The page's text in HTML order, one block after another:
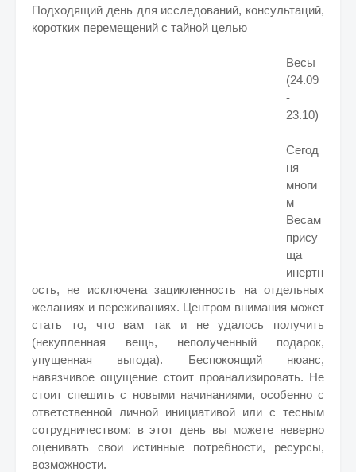
Подходящий день для исследований, консультаций,
коротких перемещений с тайной целью
Весы
(24.09
-
23.10)
Сегод
ня
многи
м
Весам
прису
ща
инертн
ость, не исключена зацикленность на отдельных
желаниях и переживаниях. Центром внимания может
стать то, что вам так и не удалось получить
(некупленная вещь, неполученный подарок,
упущенная выгода). Беспокоящий нюанс,
навязчивое ощущение стоит проанализировать. Не
стоит спешить с новыми начинаниями, особенно с
ответственной личной инициативой или с тесным
сотрудничеством: в этот день вы можете неверно
оценивать свои истинные потребности, ресурсы,
возможности.